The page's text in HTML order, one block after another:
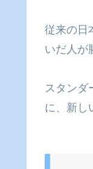
従来の日
いだ人が
スタンダ
に、新し